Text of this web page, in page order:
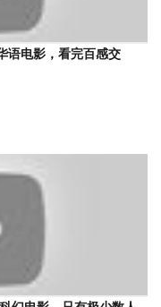
语电影，看完百感交